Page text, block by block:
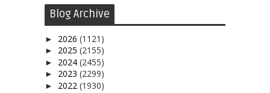
Blog Archive
► 2026 (1121)
► 2025 (2155)
► 2024 (2455)
► 2023 (2299)
► 2022 (1930)